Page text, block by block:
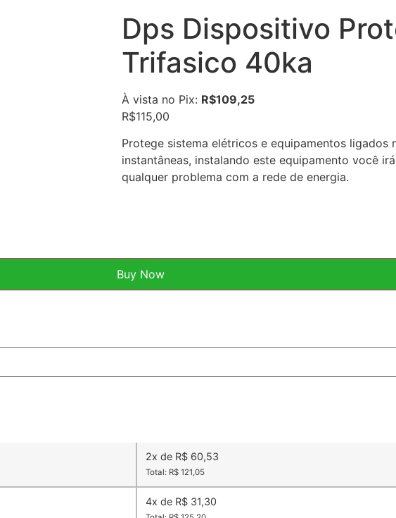
Dps Dispositivo
Trifasico 40ka
À vista no Pix: R$109,25
R$115,00
Protege sistema elétricos e equipamentos
instantâneas, instalando este equipamento você
qualquer problema com a rede de energia.
Buy Now
2x de R$ 60,53
Total: R$ 121,05
4x de R$ 31,30